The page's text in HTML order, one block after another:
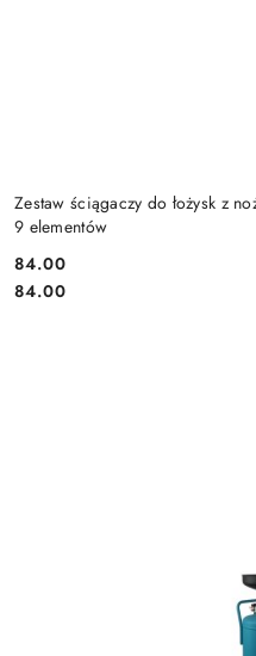
Zestaw ściągaczy do łożysk z
9 elementów
Cena:
84.00
Cena:
84.00